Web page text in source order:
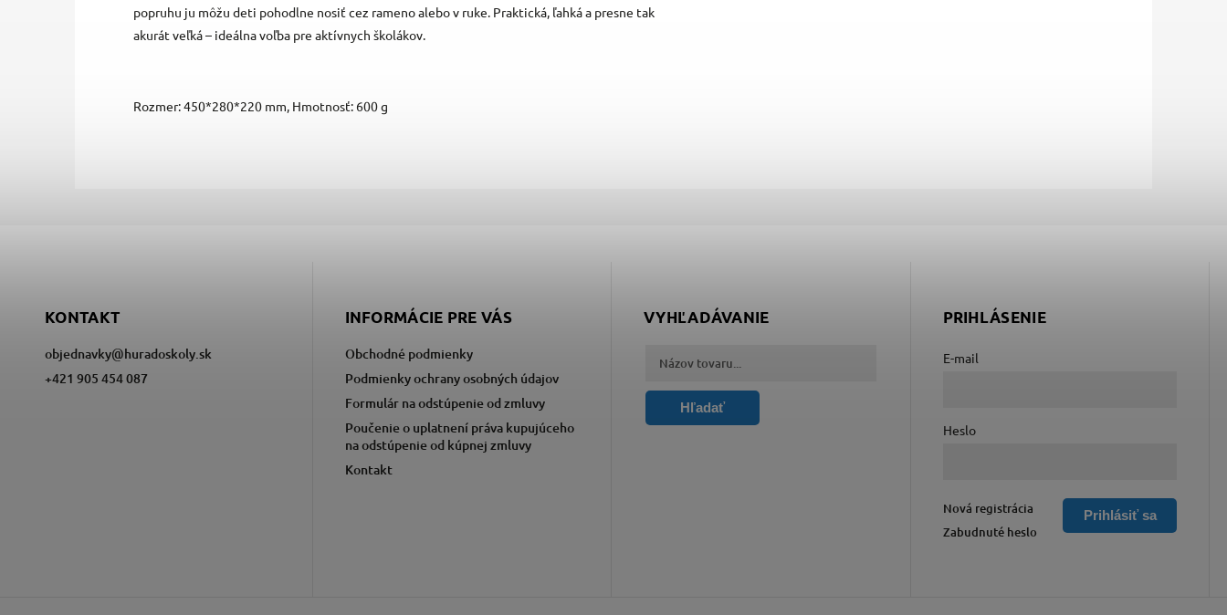
popruhu ju môžu deti pohodlne nosiť cez rameno alebo v ruke. Praktická, ľahká a presne tak
akurát veľká – ideálna voľba pre aktívnych školákov.
Rozmer: 450*280*220 mm, Hmotnosť: 600 g
KONTAKT
objednavky@huradoskoly.sk
+421 905 454 087
INFORMÁCIE PRE VÁS
Obchodné podmienky
Podmienky ochrany osobných údajov
Formulár na odstúpenie od zmluvy
Poučenie o uplatnení práva kupujúceho
na odstúpenie od kúpnej zmluvy
Kontakt
VYHĽADÁVANIE
Hľadať
PRIHLÁSENIE
E-mail
Heslo
Prihlásiť sa
Nová registrácia
Zabudnuté heslo